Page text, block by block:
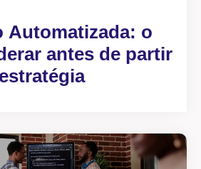
Automatizada: o
antes de partir